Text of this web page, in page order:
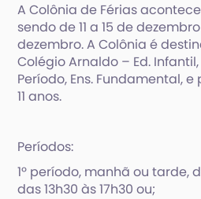
A Colônia de Férias
sendo de 11 a 15 de
dezembro. A Colônia é
Colégio Arnaldo – Ed.
Período, Ens. Fundamental,
11 anos.
Períodos:
1º período, manhã ou tarde,
das 13h30 às 17h30 ou;